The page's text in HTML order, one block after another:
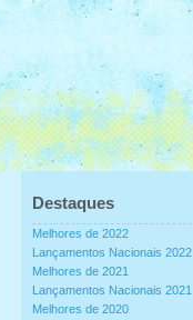
Destaques
Melhores de 2022
Lançamentos Nacionais 2022
Melhores de 2021
Lançamentos Nacionais 2021
Melhores de 2020